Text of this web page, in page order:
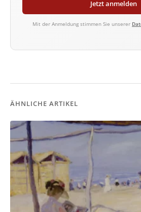
Jetzt anmelden
Mit der Anmeldung stimmen Sie unserer
ÄHNLICHE ARTIKEL